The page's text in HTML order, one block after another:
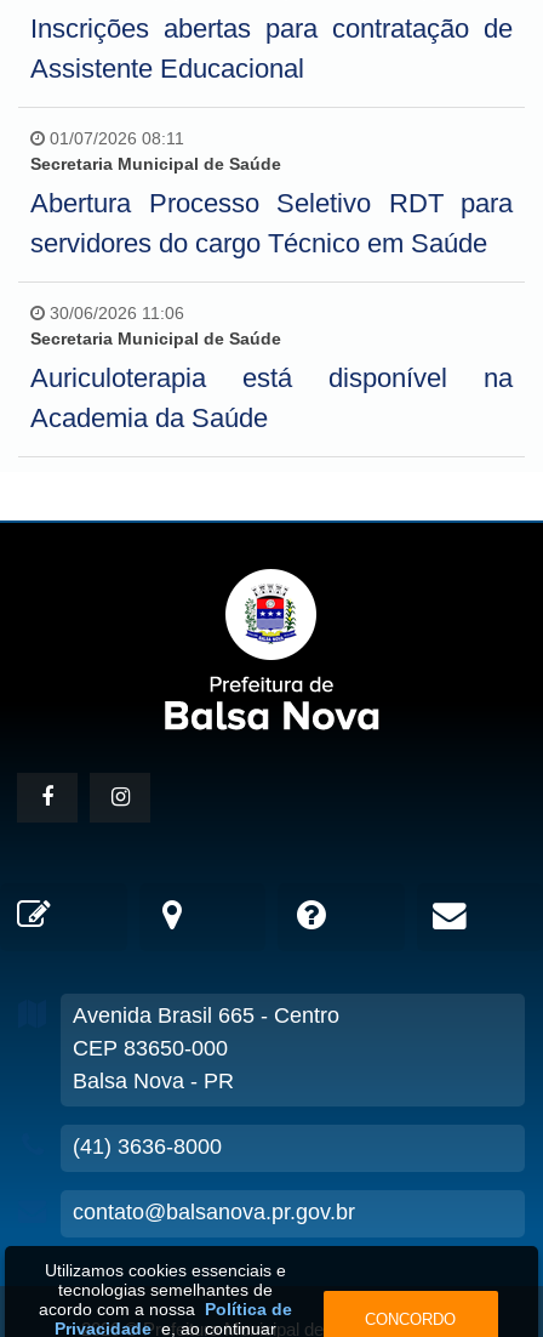
Inscrições abertas para contratação de
Assistente Educacional
01/07/2026 08:11
Secretaria Municipal de Saúde
Abertura Processo Seletivo RDT para
servidores do cargo Técnico em Saúde
30/06/2026 11:06
Secretaria Municipal de Saúde
Auriculoterapia está disponível na
Academia da Saúde
Avenida Brasil 665 - Centro
CEP 83650-000
Balsa Nova - PR
(41) 3636-8000
contato@balsanova.pr.gov.br
2026 ©Prefeitura Municipal de Balsa Nova-PR
Utilizamos cookies essenciais e
tecnologias semelhantes de
acordo com a nossa Política de
Privacidadee, ao continuar CONCORDO